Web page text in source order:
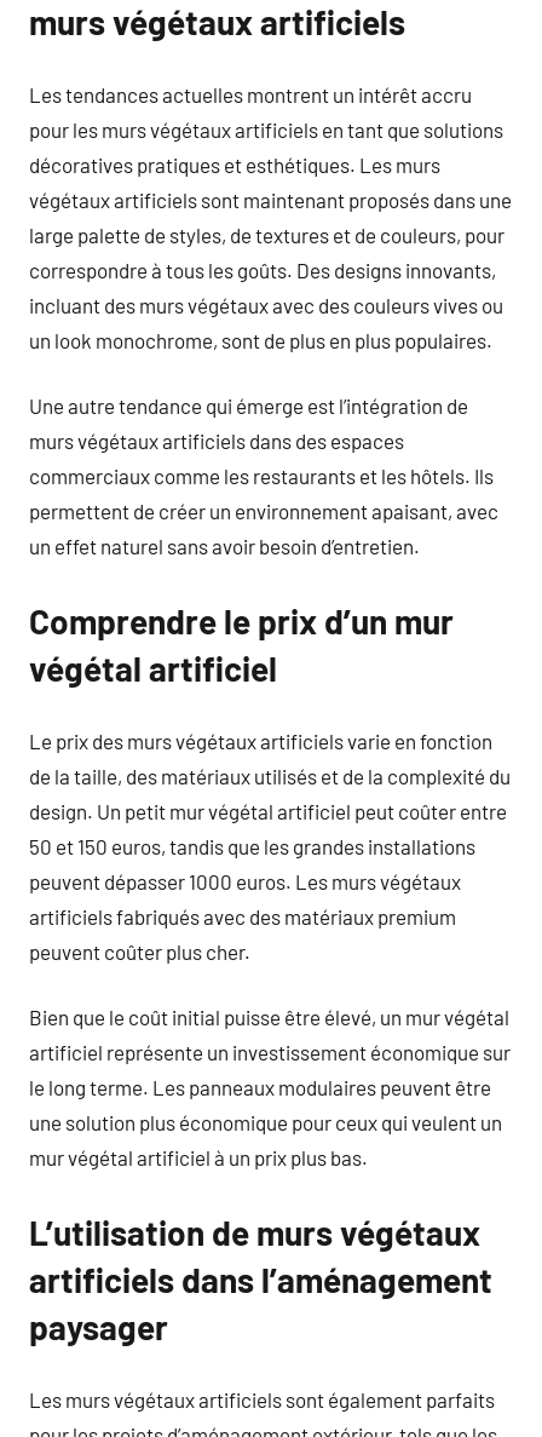
murs végétaux artificiels
Les tendances actuelles montrent un intérêt accru
pour les murs végétaux artificiels en tant que solutions
décoratives pratiques et esthétiques. Les murs
végétaux artificiels sont maintenant proposés dans une
large palette de styles, de textures et de couleurs, pour
correspondre à tous les goûts. Des designs innovants,
incluant des murs végétaux avec des couleurs vives ou
un look monochrome, sont de plus en plus populaires.
Une autre tendance qui émerge est l’intégration de
murs végétaux artificiels dans des espaces
commerciaux comme les restaurants et les hôtels. Ils
permettent de créer un environnement apaisant, avec
un effet naturel sans avoir besoin d’entretien.
Comprendre le prix d’un mur
végétal artificiel
Le prix des murs végétaux artificiels varie en fonction
de la taille, des matériaux utilisés et de la complexité du
design. Un petit mur végétal artificiel peut coûter entre
50 et 150 euros, tandis que les grandes installations
peuvent dépasser 1000 euros. Les murs végétaux
artificiels fabriqués avec des matériaux premium
peuvent coûter plus cher.
Bien que le coût initial puisse être élevé, un mur végétal
artificiel représente un investissement économique sur
le long terme. Les panneaux modulaires peuvent être
une solution plus économique pour ceux qui veulent un
mur végétal artificiel à un prix plus bas.
L’utilisation de murs végétaux
artificiels dans l’aménagement
paysager
Les murs végétaux artificiels sont également parfaits